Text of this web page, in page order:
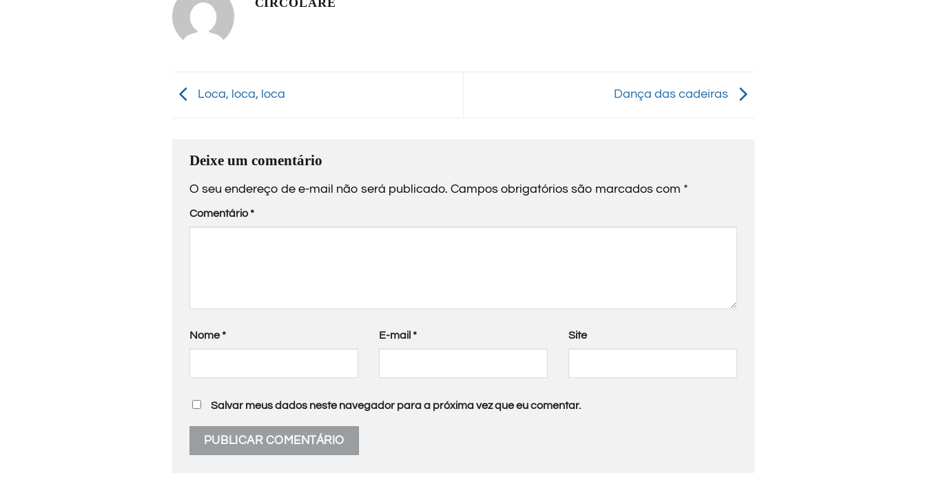
Loca, loca, loca Dança das cadeiras
Deixe um comentário
O seu endereço de e-mail não será publicado. Campos obrigatórios são marcados com *
Comentário*
Nome* E-mail * Site
Salvar meus dados neste navegador para a próxima vez que eu comentar.